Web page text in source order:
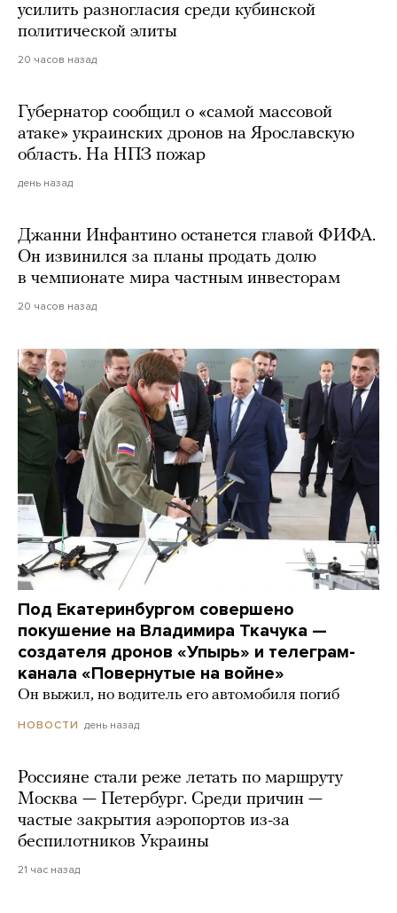
усилить разногласия среди кубинской
политической элиты
20 часов назад
Губернатор сообщил о «самой массовой
атаке» украинских дронов на Ярославскую
область. На НПЗ пожар
день назад
Джанни Инфантино останется главой ФИФА.
Он извинился за планы продать долю
в чемпионате мира частным инвесторам
20 часов назад
Под Екатеринбургом совершено
покушение на Владимира Ткачука —
создателя дронов «Упырь» и телеграм-
канала «Повернутые на войне»
Он выжил, но водитель его автомобиля погиб
НОВОСТИ день назад
Россияне стали реже летать по маршруту
Москва — Петербург. Среди причин —
частые закрытия аэропортов из-за
беспилотников Украины
21 час назад